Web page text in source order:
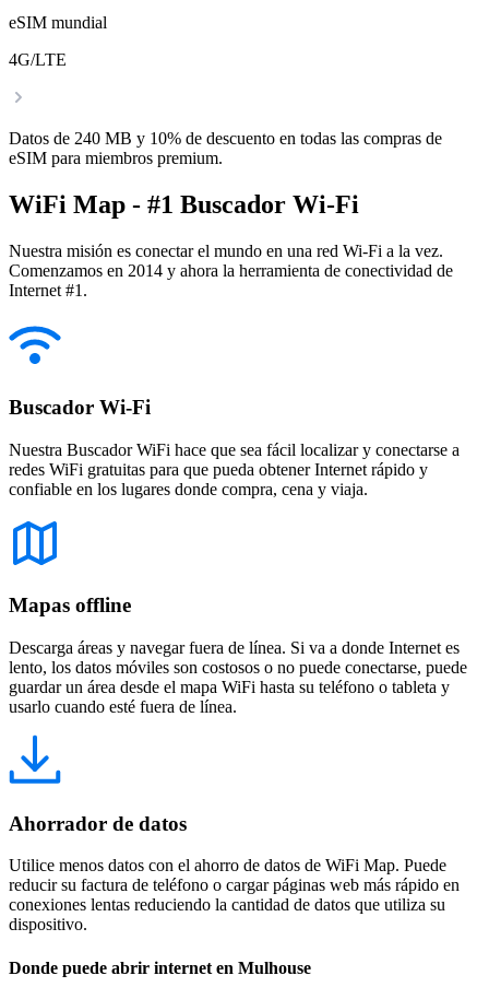
eSIM mundial
4G/LTE
Datos de 240 MB y 10% de descuento en todas las compras de
eSIM para miembros premium.
WiFi Map - #1 Buscador Wi-Fi
Nuestra misión es conectar el mundo en una red Wi-Fi a la vez.
Comenzamos en 2014 y ahora la herramienta de conectividad de
Internet #1.
Buscador Wi-Fi
Nuestra Buscador WiFi hace que sea fácil localizar y conectarse a
redes WiFi gratuitas para que pueda obtener Internet rápido y
confiable en los lugares donde compra, cena y viaja.
Mapas offline
Descarga áreas y navegar fuera de línea. Si va a donde Internet es
lento, los datos móviles son costosos o no puede conectarse, puede
guardar un área desde el mapa WiFi hasta su teléfono o tableta y
usarlo cuando esté fuera de línea.
Ahorrador de datos
Utilice menos datos con el ahorro de datos de WiFi Map. Puede
reducir su factura de teléfono o cargar páginas web más rápido en
conexiones lentas reduciendo la cantidad de datos que utiliza su
dispositivo.
Donde puede abrir internet en Mulhouse